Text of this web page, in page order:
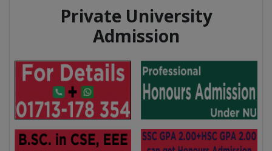
Private University
Admission